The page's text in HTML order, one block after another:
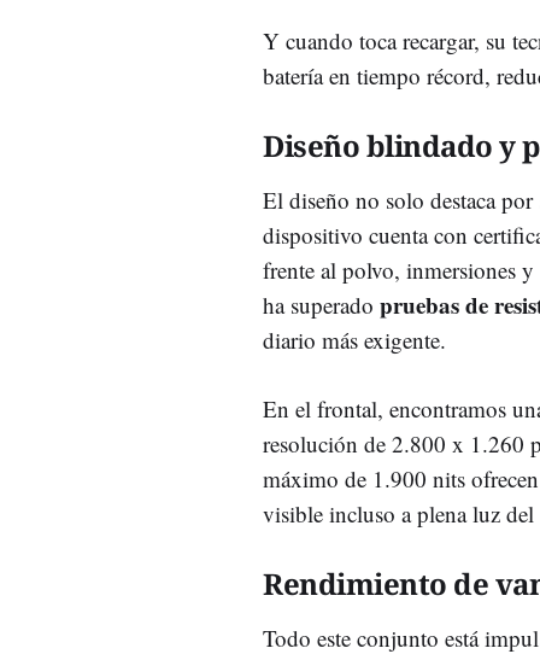
Y cuando toca recargar, su
batería en tiempo récord,
Diseño blindado y
El diseño no solo destaca
dispositivo cuenta con
frente al polvo, inmersiones y
ha superado pruebas de
diario más exigente.
En el frontal, encontramos
resolución de 2.800 x 1.260
máximo de 1.900 nits
visible incluso a plena luz del
Rendimiento de
Todo este conjunto está